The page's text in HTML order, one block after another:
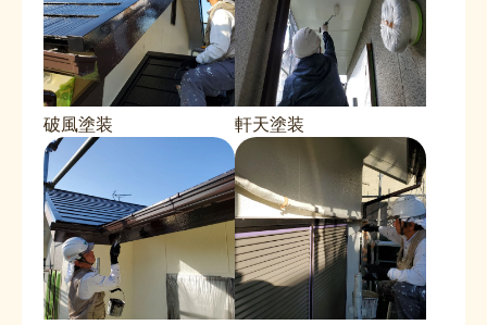
破風塗装 軒天塗装